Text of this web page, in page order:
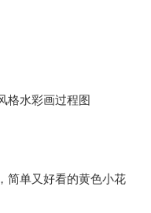
格水彩画过程图
简单又好看的黄色小花